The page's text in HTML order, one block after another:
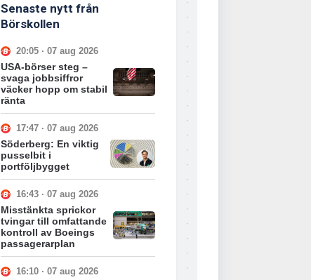
Senaste nytt från
Börskollen
20:05 · 07 aug 2026
USA-börser steg –
svaga jobbsiffror
väcker hopp om stabil
ränta
17:47 · 07 aug 2026
Söderberg: En viktig
pusselbit i
portföljbygget
16:43 · 07 aug 2026
Misstänkta sprickor
tvingar till omfattande
kontroll av Boeings
passagerarplan
16:10 · 07 aug 2026